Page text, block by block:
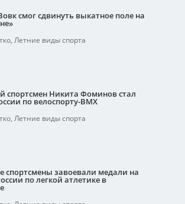
смог сдвинуть выкатное поле на
, Летние виды спорта
спортсмен Никита Фоминов стал
по велоспорту-ВМХ
, Летние виды спорта
спортсмены завоевали медали на
по легкой атлетике в